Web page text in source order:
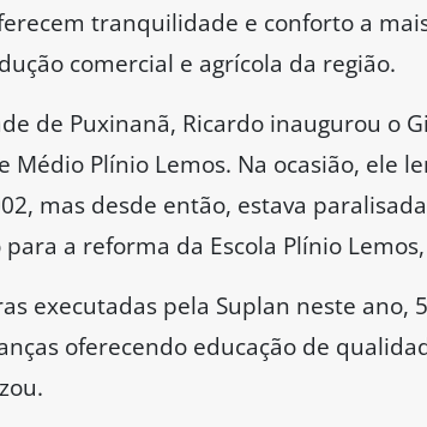
tranquilidade e conforto a
comercial e agrícola da região.
de Puxinanã, Ricardo inaugurou o
Médio Plínio Lemos. Na ocasião, ele
mas desde então, estava
a reforma da Escola Plínio
executadas pela Suplan neste ano,
oferecendo educação de